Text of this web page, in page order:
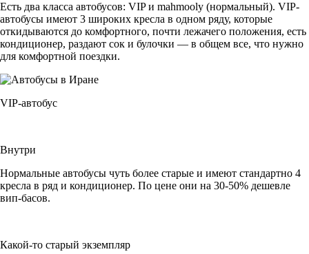
Есть два класса автобусов: VIP и mahmooly (нормальный). VIP-
автобусы имеют 3 широких кресла в одном ряду, которые
откидываются до комфортного, почти лежачего положения, есть
кондиционер, раздают сок и булочки — в общем все, что нужно
для комфортной поездки.
VIP-автобус
Внутри
Нормальные автобусы чуть более старые и имеют стандартно 4
кресла в ряд и кондиционер. По цене они на 30-50% дешевле
вип-басов.
Какой-то старый экземпляр